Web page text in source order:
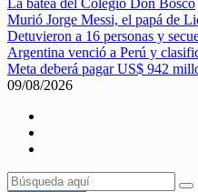
La batea del Colegio Don Bosco
Murió Jorge Messi, el papá de
Detuvieron a 16 personas y
Argentina venció a Perú y
Meta deberá pagar US$ 942
09/08/2026